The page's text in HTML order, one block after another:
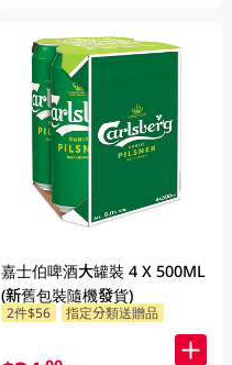
嘉士伯啤酒大罐裝 4 X 500ML
(新舊包裝隨機發貨)
2件$56 指定分類送贈品